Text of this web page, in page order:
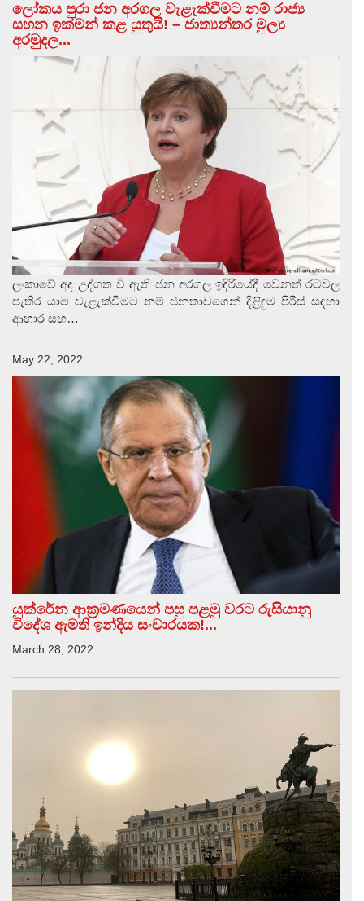
ලෝකය පුරා ජන අරගල වැළැක්වීමට නම් රාජ්‍ය
සහන ඉක්මන් කළ යුතුයි! – ජාත්‍යන්තර මුල්‍ය
අරමුදල...
ලංකාවේ අද උද්ගත වී ඇති ජන අරගල ඉදිරියේදී වෙනත් රටවල
පැතිර යාම වැළැක්වීමට නම් ජනතාවගෙන් දිළිඳුම පිරිස් සඳහා
ආහාර සහ…
May 22, 2022
යුක්රේන ආක්‍රමණයෙන් පසු පළමු වරට රුසියානු
විදේශ ඇමති ඉන්දිය සංචාරයක!...
March 28, 2022